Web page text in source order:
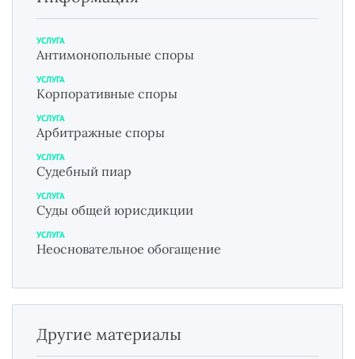
УСЛУГА
Антимонопольные споры
УСЛУГА
Корпоративные споры
УСЛУГА
Арбитражные споры
УСЛУГА
Судебный пиар
УСЛУГА
Суды общей юрисдикции
УСЛУГА
Неосновательное обогащение
Другие материалы